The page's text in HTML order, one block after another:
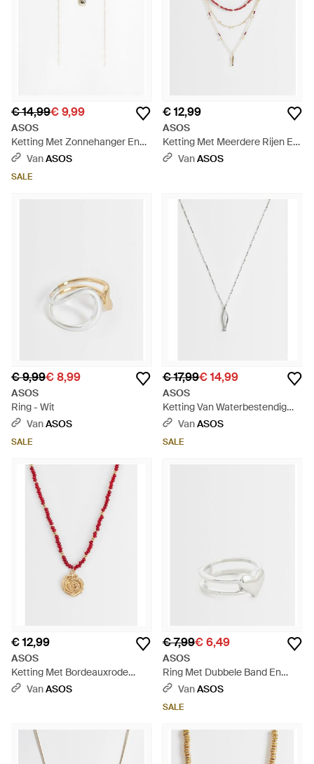
€ 14,99€ 9,99
ASOS
Ketting Met Zonnehanger En
Schakels Met Bolletjes - Wit
VanASOS
SALE
€ 12,99
ASOS
Ketting Met Meerdere Rijen En
Vishangertje - Wit
VanASOS
€ 9,99€ 8,99
ASOS
Ring - Wit
VanASOS
SALE
€ 17,99€ 14,99
ASOS
Ketting Van Waterbestendig
Roestvrij Staal Met
VanASOS
SALE
€ 12,99
ASOS
Ketting Met Bordeauxrode
Kralen En Schelphangertje -
VanASOS
€ 7,99€ 6,49
ASOS
Ring Met Dubbele Band En
Hart - Wit
VanASOS
SALE